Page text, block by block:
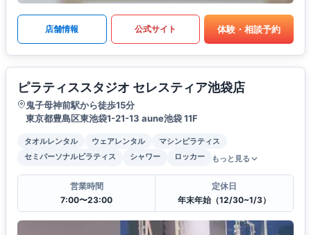
店舗情報 公式サイト 体験・相談予約
ピラティススタジオ セレスティア池袋店
鬼子母神前駅から徒歩15分
東京都豊島区東池袋1-21-13 aune池袋 11F
タオルレンタル ウェアレンタル
マシンピラティス
セミパーソナルピラティス
シャワー ロッカー もっと見る
営業時間
7:00〜23:00
定休日
年末年始（12/30~1/3）